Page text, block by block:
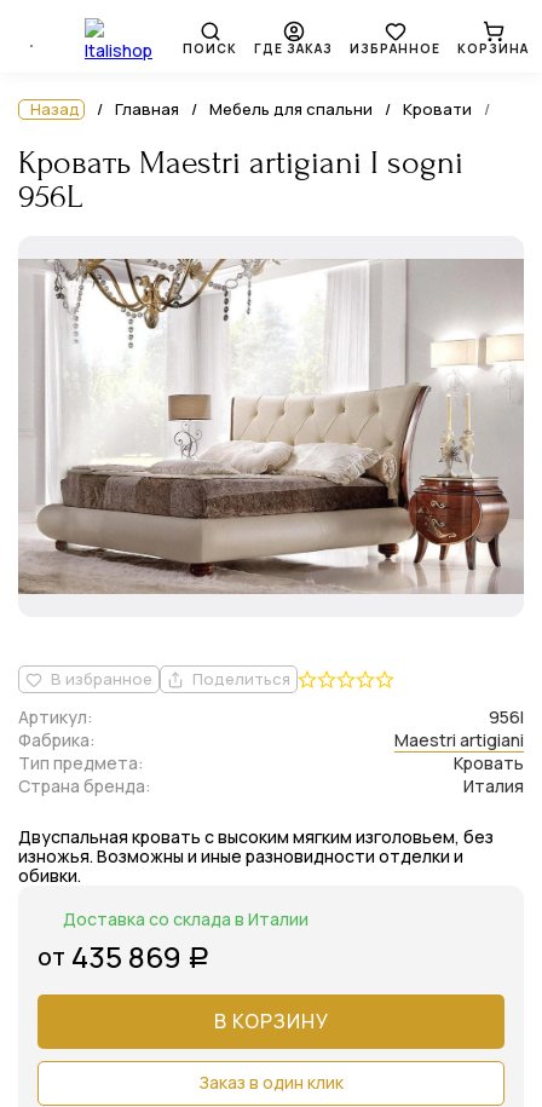
ПОИСК ГДЕ ЗАКАЗ ИЗБРАННОЕ КОРЗИНА
Назад Главная Мебель для спальни Кровати
Кровать Maestri artigiani I sogni
956L
В избранное Поделиться
Фабрика: Maestri artigiani
Артикул:
956l
Тип предмета:
Кровать
Страна бренда:
Италия
Двуспальная кровать с высоким мягким изголовьем, без
изножья. Возможны и иные разновидности отделки и
обивки.
Доставка со склада в Италии
от 435 869 Р
В КОРЗИНУ
Заказ в один клик